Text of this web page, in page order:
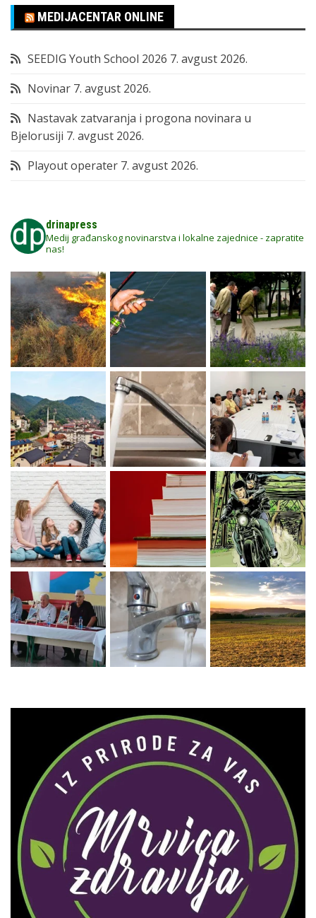
MEDIJACENTAR ONLINE
SEEDIG Youth School 2026 7. avgust 2026.
Novinar 7. avgust 2026.
Nastavak zatvaranja i progona novinara u
Bjelorusiji 7. avgust 2026.
Playout operater 7. avgust 2026.
drinapress
Medij građanskog novinarstva i lokalne zajednice - zapratite
nas!